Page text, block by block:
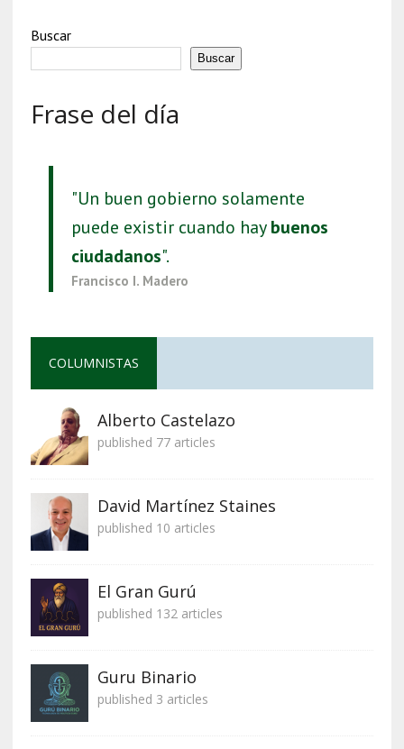
Buscar
Buscar
Frase del día
"Un buen gobierno solamente
puede existir cuando haybuenos
ciudadanos".
Francisco I. Madero
COLUMNISTAS
Alberto Castelazo
published 77 articles
David Martínez Staines
published 10 articles
El Gran Gurú
published 132 articles
Guru Binario
published 3 articles